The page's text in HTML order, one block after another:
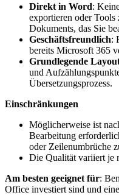
Direkt in Word:
exportieren oder Tools
Dokuments, das Sie
Geschäftsfreundlich:
bereits Microsoft 365
Grundlegende
und
Übersetzungsprozess.
Einschränkungen
Möglicherweise ist
Bearbeitung
oder Zeilenumbrüche
Die Qualität variiert je
Am besten geeignet für:
Office investiert sind und